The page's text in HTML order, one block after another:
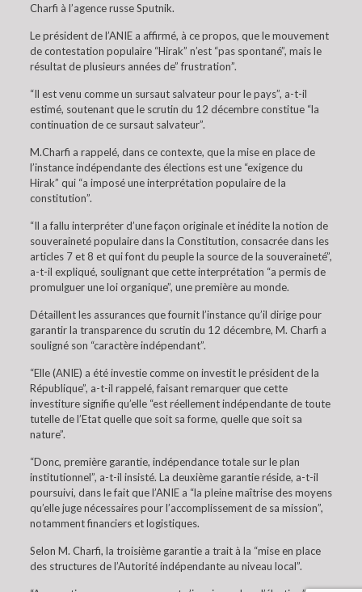
Charfi à l’agence russe Sputnik.
Le président de l’ANIE a affirmé, à ce propos, que le mouvement
de contestation populaire “Hirak” n’est “pas spontané”, mais le
résultat de plusieurs années de” frustration”.
“Il est venu comme un sursaut salvateur pour le pays”, a-t-il
estimé, soutenant que le scrutin du 12 décembre constitue “la
continuation de ce sursaut salvateur”.
M.Charfi a rappelé, dans ce contexte, que la mise en place de
l’instance indépendante des élections est une “exigence du
Hirak” qui “a imposé une interprétation populaire de la
constitution”.
“Il a fallu interpréter d’une façon originale et inédite la notion de
souveraineté populaire dans la Constitution, consacrée dans les
articles 7 et 8 et qui font du peuple la source de la souveraineté”,
a-t-il expliqué, soulignant que cette interprétation “a permis de
promulguer une loi organique”, une première au monde.
Détaillent les assurances que fournit l’instance qu’il dirige pour
garantir la transparence du scrutin du 12 décembre, M. Charfi a
souligné son “caractère indépendant”.
“Elle (ANIE) a été investie comme on investit le président de la
République”, a-t-il rappelé, faisant remarquer que cette
investiture signifie qu’elle “est réellement indépendante de toute
tutelle de l’Etat quelle que soit sa forme, quelle que soit sa
nature”.
“Donc, première garantie, indépendance totale sur le plan
institutionnel”, a-t-il insisté. La deuxième garantie réside, a-t-il
poursuivi, dans le fait que l’ANIE a “la pleine maîtrise des moyens
qu’elle juge nécessaires pour l’accomplissement de sa mission”,
notamment financiers et logistiques.
Selon M. Charfi, la troisième garantie a trait à la “mise en place
des structures de l’Autorité indépendante au niveau local”.